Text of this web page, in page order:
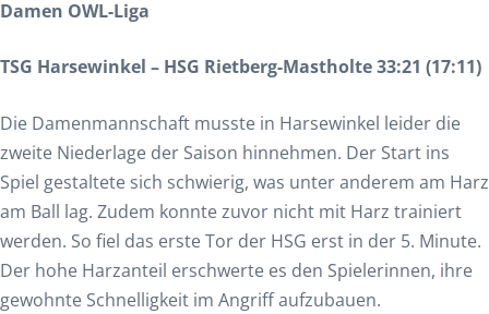
Damen OWL-Liga
TSG Harsewinkel – HSG Rietberg-Mastholte 33:21 (17:11)
Die Damenmannschaft musste in Harsewinkel leider die
zweite Niederlage der Saison hinnehmen. Der Start ins
Spiel gestaltete sich schwierig, was unter anderem am Harz
am Ball lag. Zudem konnte zuvor nicht mit Harz trainiert
werden. So fiel das erste Tor der HSG erst in der 5. Minute.
Der hohe Harzanteil erschwerte es den Spielerinnen, ihre
gewohnte Schnelligkeit im Angriff aufzubauen.